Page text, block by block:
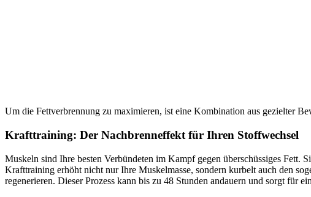
Um die Fettverbrennung zu maximieren, ist eine Kombination aus gezielter
Krafttraining: Der Nachbrenneffekt für Ihren Stoffwechsel
Muskeln sind Ihre besten Verbündeten im Kampf gegen überschüssiges Fett.
Krafttraining erhöht nicht nur Ihre Muskelmasse, sondern kurbelt auch den
regenerieren. Dieser Prozess kann bis zu 48 Stunden andauern und sorgt für